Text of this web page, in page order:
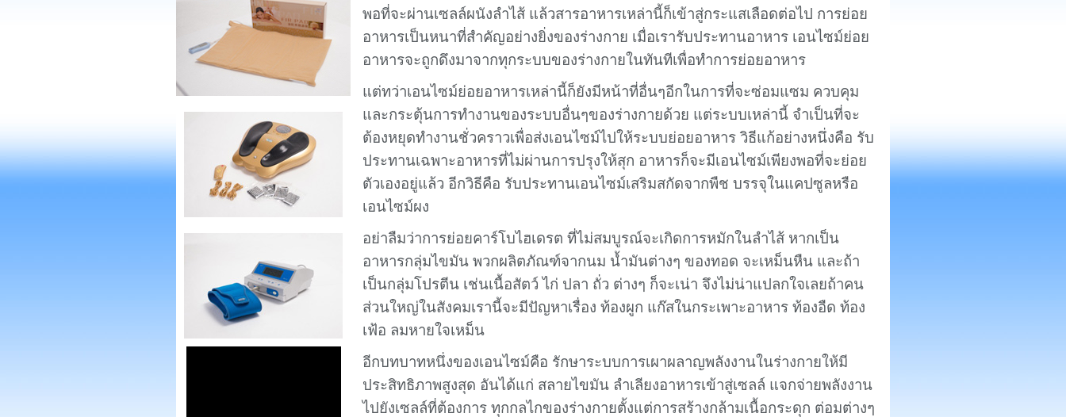
พอที่จะผ่านเซลล์ผนังลำไส้ แล้วสารอาหารเหล่านี้ก็เข้าสู่กระแสเลือดต่อไป การย่อย
อาหารเป็นหนาที่สำคัญอย่างยิ่งของร่างกาย เมื่อเรารับประทานอาหาร เอนไซม์ย่อย
อาหารจะถูกดึงมาจากทุกระบบของร่างกายในทันทีเพื่อทำการย่อยอาหาร
แต่ทว่าเอนไซม์ย่อยอาหารเหล่านี้ก็ยังมีหน้าที่อื่นๆอีกในการที่จะซ่อมแซม ควบคุม
และกระตุ้นการทำงานของระบบอื่นๆของร่างกายด้วย แต่ระบบเหล่านี้ จำเป็นที่จะ
ต้องหยุดทำงานชั่วคราวเพื่อส่งเอนไซม์ไปให้ระบบย่อยอาหาร วิธีแก้อย่างหนึ่งคือ รับ
ประทานเฉพาะอาหารที่ไม่ผ่านการปรุงให้สุก อาหารก็จะมีเอนไซม์เพียงพอที่จะย่อย
ตัวเองอยู่แล้ว อีกวิธีคือ รับประทานเอนไซม์เสริมสกัดจากพืช บรรจุในแคปซูลหรือ
เอนไซม์ผง
อย่าลืมว่าการย่อยคาร์โบไฮเดรต ที่ไม่สมบูรณ์จะเกิดการหมักในลำไส้ หากเป็น
อาหารกลุ่มไขมัน พวกผลิตภัณฑ์จากนม น้ำมันต่างๆ ของทอด จะเหม็นหืน และถ้า
เป็นกลุ่มโปรตีน เช่นเนื้อสัตว์ ไก่ ปลา ถั่ว ต่างๆ ก็จะเน่า จึงไม่น่าแปลกใจเลยถ้าคน
ส่วนใหญ่ในสังคมเรานี้จะมีปัญหาเรื่อง ท้องผูก แก๊สในกระเพาะอาหาร ท้องอืด ท้อง
เฟ้อ ลมหายใจเหม็น
อีกบทบาทหนึ่งของเอนไซม์คือ รักษาระบบการเผาผลาญพลังงานในร่างกายให้มี
ประสิทธิภาพสูงสุด อันได้แก่ สลายไขมัน ลำเลียงอาหารเข้าสู่เซลล์ แจกจ่ายพลังงาน
ไปยังเซลล์ที่ต้องการ ทุกกลไกของร่างกายตั้งแต่การสร้างกล้ามเนื้อกระดุก ต่อมต่างๆ